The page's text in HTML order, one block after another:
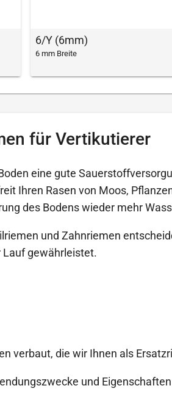
6/Y (6mm)
6 mm Breite
für Vertikutierer
eine gute
Ihren Rasen von Moos,
des Bodens wieder mehr
und Zahnriemen
Lauf gewährleistet.
verbaut, die wir Ihnen als
und